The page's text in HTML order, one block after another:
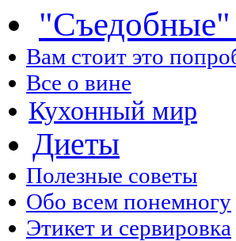
"Съедобные"
Вам стоит это
Все о вине
Кухонный мир
Диеты
Полезные советы
Обо всем понемногу
Этикет и сервировка